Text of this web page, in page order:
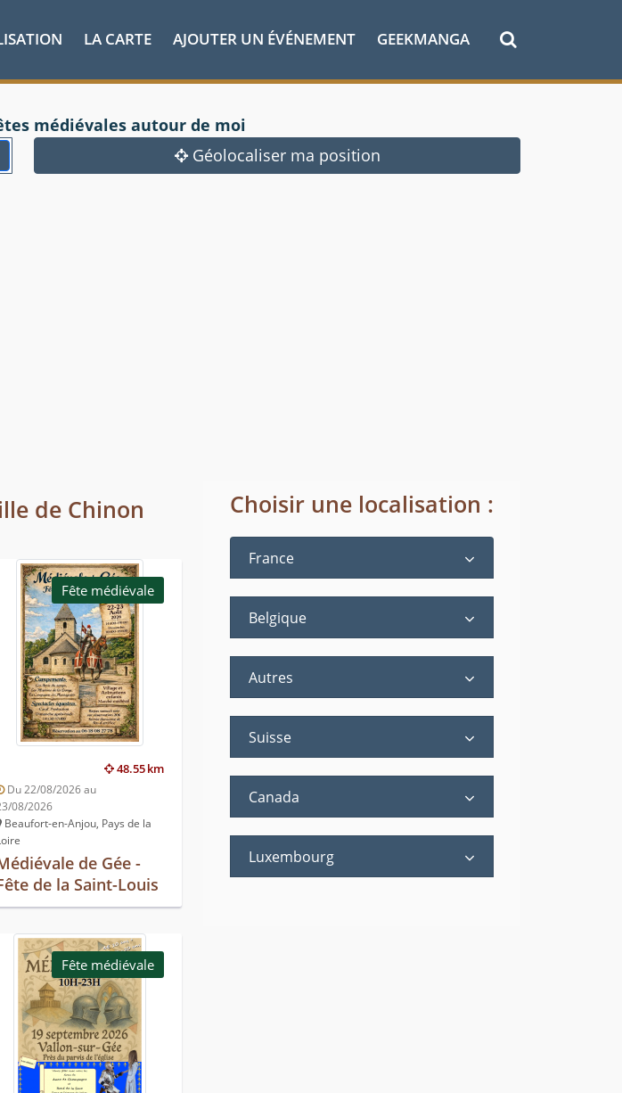
LA CARTE AJOUTER UN ÉVÉNEMENT GEEKMANGA
médiévales autour de moi
Géolocaliser ma position
de Chinon
Fête médiévale
48.55 km
Du 22/08/2026 au
08/2026
Beaufort-en-Anjou, Pays de la
de Gée -
de la Saint-Louis
Fête médiévale
Choisir une localisation :
France
Belgique
Autres
Suisse
Canada
Luxembourg